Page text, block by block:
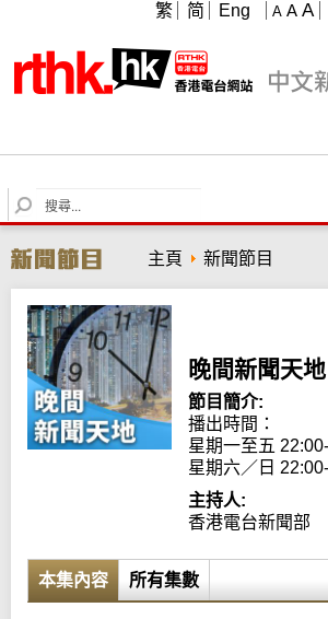
A A A
繁 简 Eng
S
e
r
c
h
主頁 新聞節目
晚間新聞天地
節目簡介:
播出時間：
星期一至五
星期六／日
主持人:
香港電台新聞部
本集內容 所有集數